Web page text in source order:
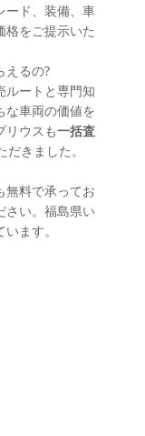
ード、装備、車
格をご提示いた
えるの?
ルートと専門知
な車両の価値を
リウスも一括査
きました。
無料で承ってお
さい。福島県い
ます。